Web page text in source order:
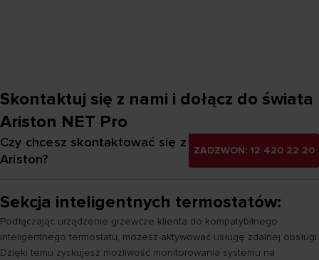
Skontaktuj się z nami i dołącz do świata
Ariston NET Pro
Czy chcesz skontaktować się z
Ariston?
ZADZWOŃ: 12 420 22 20
Sekcja inteligentnych termostatów:
Podłączając urządzenie grzewcze klienta do kompatybilnego
inteligentnego termostatu, możesz aktywować usługę zdalnej obsługi.
Dzięki temu zyskujesz możliwość monitorowania systemu na